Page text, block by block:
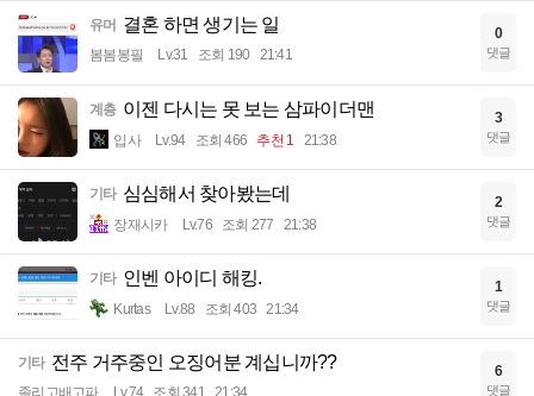
유머 결혼 하면 생기는 일
봄봄봉필 Lv.31 조회 190 21:41
0
댓글
계층 이젠 다시는 못 보는 삼파이더맨
입사 Lv.94 조회 466 추천 1 21:38
3
댓글
기타 심심해서 찾아봤는데
장재시카 Lv.76 조회 277 21:38
2
댓글
기타 인벤 아이디 해킹.
Kurtas Lv.88 조회 403 21:34
1
댓글
기타 전주 거주중인 오징어분 계십니까??
졸리고배고파 Lv.74 조회 341 21:34
6
댓글